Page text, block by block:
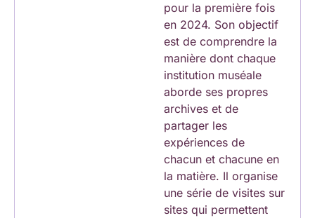
pour la première fois
en 2024. Son objectif
est de comprendre la
manière dont chaque
institution muséale
aborde ses propres
archives et de
partager les
expériences de
chacun et chacune en
la matière. Il organise
une série de visites sur
sites qui permettent